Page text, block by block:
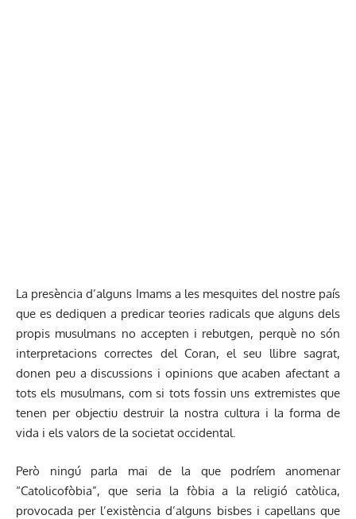
La presència d’alguns Imams a les mesquites del nostre país
que es dediquen a predicar teories radicals que alguns dels
propis musulmans no accepten i rebutgen, perquè no són
interpretacions correctes del Coran, el seu llibre sagrat,
donen peu a discussions i opinions que acaben afectant a
tots els musulmans, com si tots fossin uns extremistes que
tenen per objectiu destruir la nostra cultura i la forma de
vida i els valors de la societat occidental.
Però ningú parla mai de la que podríem anomenar
“Catolicofòbia”, que seria la fòbia a la religió catòlica,
provocada per l’existència d’alguns bisbes i capellans que